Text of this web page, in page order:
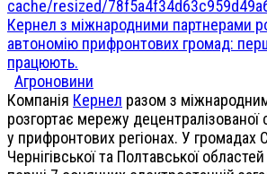
Кернел з міжнародними партнерами
автономію прифронтових громад:
працюють.
Агроновини
Компанія Кернел разом з
розгортає мережу децентралізованої
у прифронтових регіонах. У громадах
Чернігівської та Полтавської